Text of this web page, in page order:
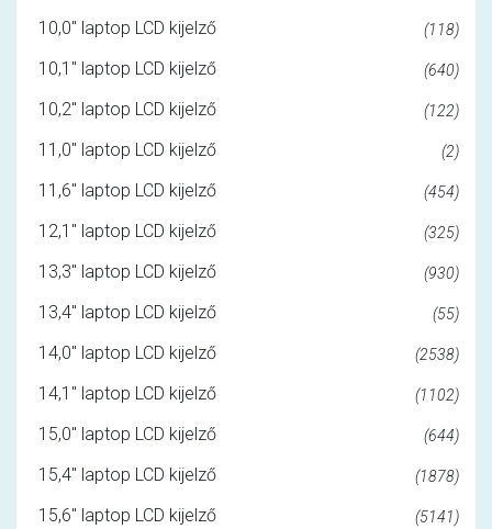
10,0" laptop LCD kijelző (118)
10,1" laptop LCD kijelző (640)
10,2" laptop LCD kijelző (122)
11,0" laptop LCD kijelző (2)
11,6" laptop LCD kijelző (454)
12,1" laptop LCD kijelző (325)
13,3" laptop LCD kijelző (930)
13,4" laptop LCD kijelző (55)
14,0" laptop LCD kijelző (2538)
14,1" laptop LCD kijelző (1102)
15,0" laptop LCD kijelző (644)
15,4" laptop LCD kijelző (1878)
15,6" laptop LCD kijelző (5141)